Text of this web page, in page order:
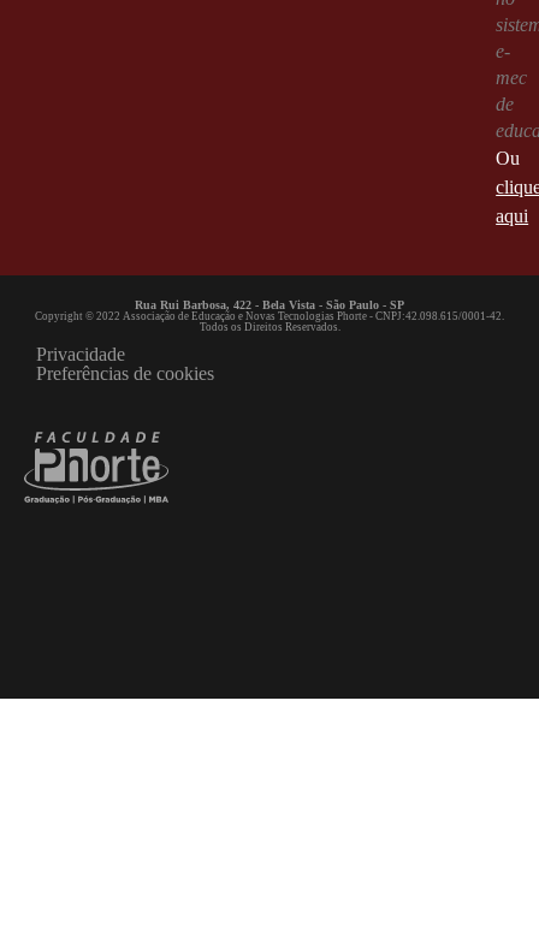
e-
mec
de
Ou
aqui
Rua Rui Barbosa, 422 - Bela Vista - São Paulo - SP
Copyright © 2022 Associação de Educação e Novas Tecnologias Phorte - CNPJ:42.098.615/0001-42.
Todos os Direitos Reservados.
Privacidade
Preferências de cookies